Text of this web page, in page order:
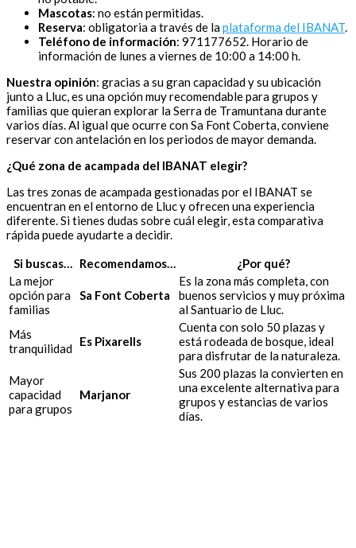
Mascotas: no están permitidas.
Reserva: obligatoria a través de laplataforma del IBANAT.
Teléfono de información: 971177652. Horario de
información de lunes a viernes de 10:00 a 14:00 h.
Nuestra opinión: gracias a su gran capacidad y su ubicación
junto a Lluc, es una opción muy recomendable para grupos y
familias que quieran explorar la Serra de Tramuntana durante
varios días. Al igual que ocurre con Sa Font Coberta, conviene
reservar con antelación en los periodos de mayor demanda.
¿Qué zona de acampada del IBANAT elegir?
Las tres zonas de acampada gestionadas por el IBANAT se
encuentran en el entorno de Lluc y ofrecen una experiencia
diferente. Si tienes dudas sobre cuál elegir, esta comparativa
rápida puede ayudarte a decidir.
Si buscas… Recomendamos…
¿Por qué?
La mejor
opción para
familias
Sa Font Coberta
Es la zona más completa, con
buenos servicios y muy próxima
al Santuario de Lluc.
Más
tranquilidad Es Pixarells
Cuenta con solo 50 plazas y
está rodeada de bosque, ideal
para disfrutar de la naturaleza.
Mayor
capacidad
para grupos
Marjanor
Sus 200 plazas la convierten en
una excelente alternativa para
grupos y estancias de varios
días.